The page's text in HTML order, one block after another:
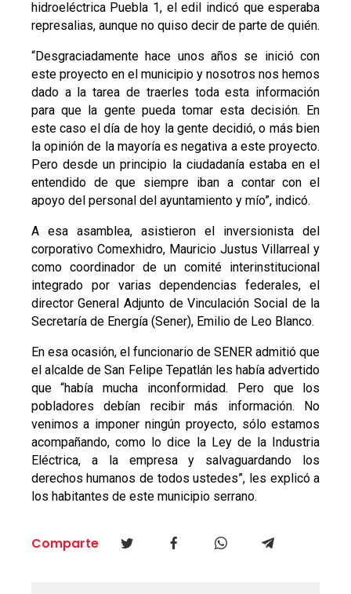
hidroeléctrica Puebla 1, el edil indicó que esperaba
represalias, aunque no quiso decir de parte de quién.
“Desgraciadamente hace unos años se inició con
este proyecto en el municipio y nosotros nos hemos
dado a la tarea de traerles toda esta información
para que la gente pueda tomar esta decisión. En
este caso el día de hoy la gente decidió, o más bien
la opinión de la mayoría es negativa a este proyecto.
Pero desde un principio la ciudadanía estaba en el
entendido de que siempre iban a contar con el
apoyo del personal del ayuntamiento y mío”, indicó.
A esa asamblea, asistieron el inversionista del
corporativo Comexhidro, Mauricio Justus Villarreal y
como coordinador de un comité interinstitucional
integrado por varias dependencias federales, el
director General Adjunto de Vinculación Social de la
Secretaría de Energía (Sener), Emilio de Leo Blanco.
En esa ocasión, el funcionario de SENER admitió que
el alcalde de San Felipe Tepatlán les había advertido
que “había mucha inconformidad. Pero que los
pobladores debían recibir más información. No
venimos a imponer ningún proyecto, sólo estamos
acompañando, como lo dice la Ley de la Industria
Eléctrica, a la empresa y salvaguardando los
derechos humanos de todos ustedes”, les explicó a
los habitantes de este municipio serrano.
Comparte